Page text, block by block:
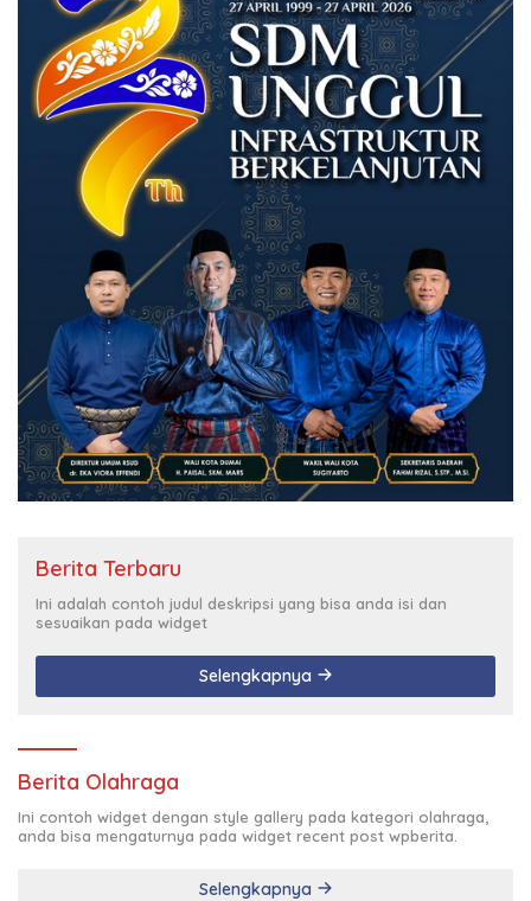
Berita Terbaru
Ini adalah contoh judul deskripsi yang bisa anda isi dan
sesuaikan pada widget
Selengkapnya
Berita Olahraga
Ini contoh widget dengan style gallery pada kategori olahraga,
anda bisa mengaturnya pada widget recent post wpberita.
Selengkapnya